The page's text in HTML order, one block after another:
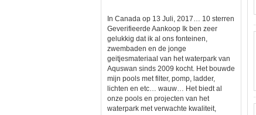
In Canada op 13 Juli, 2017… 10 sterren
Geverifieerde Aankoop Ik ben zeer
gelukkig dat ik al ons fonteinen,
zwembaden en de jonge
geitjesmateriaal van het waterpark van
Aquswan sinds 2009 kocht. Het bouwde
mijn pools met filter, pomp, ladder,
lichten en etc… wauw… Het biedt al
onze pools en projecten van het
waterpark met verwachte kwaliteit,